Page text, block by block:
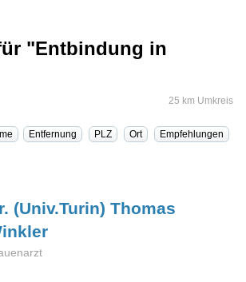
"Entbindung in
25 km Umkreis
Entfernung PLZ Ort
Empfehlungen
(Univ.Turin) Thomas